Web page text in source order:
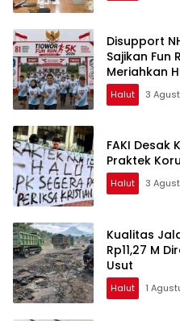
Disupport
Sajikan Fun
Meriahkan
Halut 3
FAKI Desak
Praktek
Halut 3
Kualitas
Rp11,27 M
Usut
Halut 1